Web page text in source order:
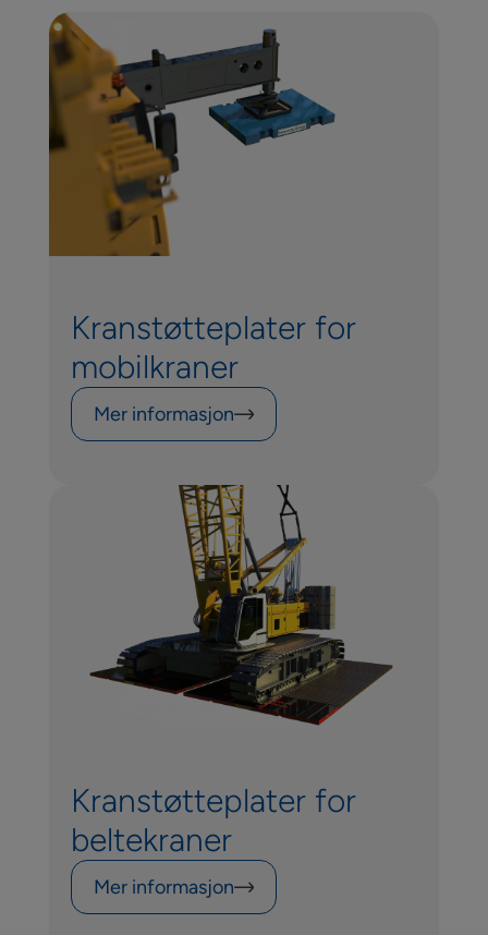
Kranstøtteplater for
mobilkraner
Mer informasjon
Kranstøtteplater for
beltekraner
Mer informasjon